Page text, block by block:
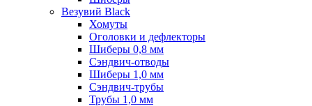
Везувий Black
Хомуты
Оголовки и дефлекторы
Шиберы 0,8 мм
Сэндвич-отводы
Шиберы 1,0 мм
Сэндвич-трубы
Трубы 1,0 мм